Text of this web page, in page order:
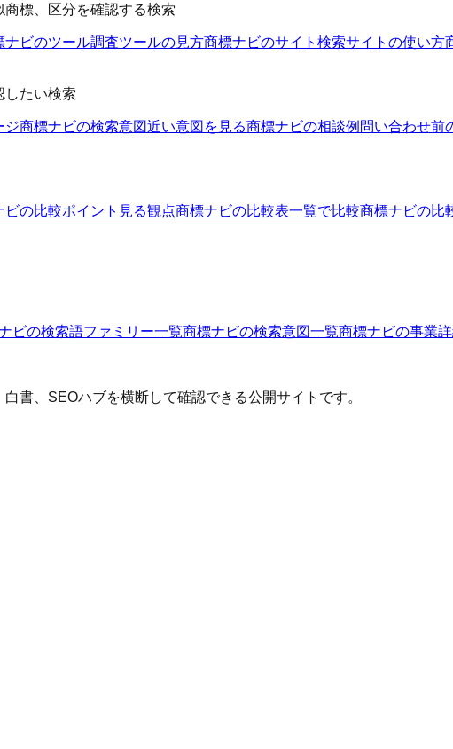
標、区分を確認する検索
ナビのツール調査ツールの見方商標ナビのサイト 検索サイトの使い方
したい検索
ジ商標ナビの検索意図近い意図を見る商標ナビの相談例 問い合わせ前
ビの比較ポイント 見る観点商標ナビの比較表一覧で比較商標ナビの比
ビの検索語ファミリー一覧商標ナビの検索意図一覧商標ナビの事業
書、SEOハブを横断して確認できる公開サイトです。